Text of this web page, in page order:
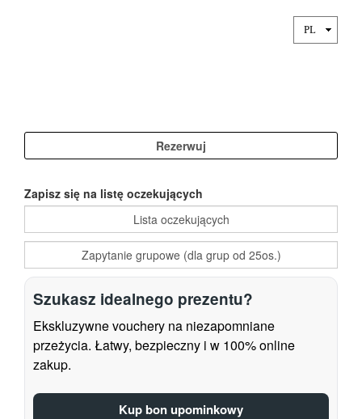
Zapisz się na listę oczekujących
Szukasz idealnego prezentu?
Ekskluzywne vouchery na niezapomniane
przeżycia. Łatwy, bezpieczny i w 100% online
zakup.
Kup bon upominkowy